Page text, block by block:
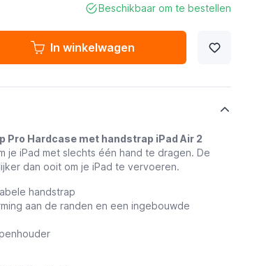
Beschikbaar om te bestellen
In winkelwagen
Pro Hardcase met handstrap iPad Air 2
je iPad met slechts één hand te dragen. De
dan ooit om je iPad te vervoeren.
handstrap
aan de randen en een ingebouwde